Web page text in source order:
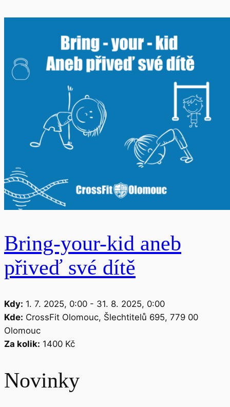
Bring-your-kid aneb
přiveď své dítě
Kdy: 1. 7. 2025, 0:00 - 31. 8. 2025, 0:00
Kde: CrossFit Olomouc, Šlechtitelů 695, 779 00
Olomouc
Za kolik: 1400 Kč
Novinky